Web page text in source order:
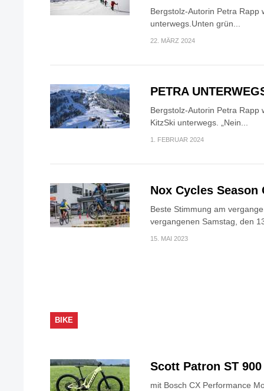
Bergstolz-Autorin Petra Rapp
unterwegs.Unten grün...
22. MÄRZ 2024
PETRA
Bergstolz-Autorin Petra Rapp
KitzSki unterwegs. „Nein...
1. FEBRUAR 2024
Nox Cycles
Beste Stimmung am
vergangenen Samstag, den
15. MAI 2023
BIKE
Scott Patron ST 900
mit Bosch CX Performance